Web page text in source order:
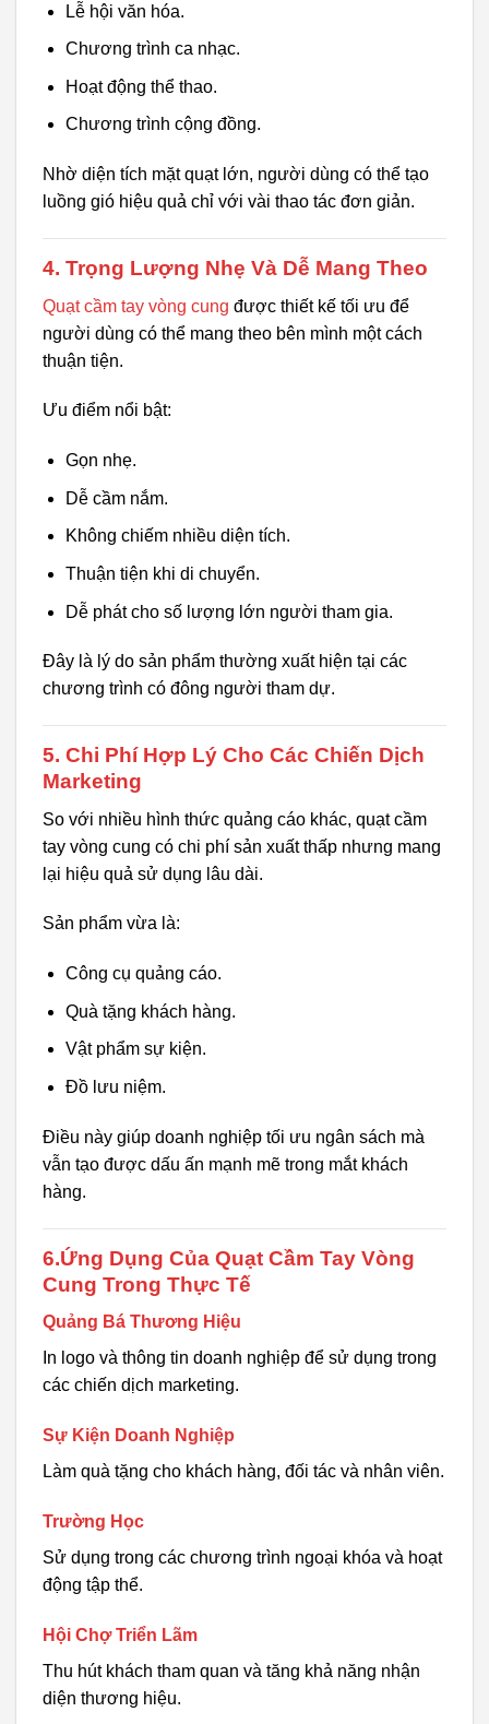
Lễ hội văn hóa.
Chương trình ca nhạc.
Hoạt động thể thao.
Chương trình cộng đồng.
Nhờ diện tích mặt quạt lớn, người dùng có thể tạo
luồng gió hiệu quả chỉ với vài thao tác đơn giản.
4. Trọng Lượng Nhẹ Và Dễ Mang Theo
Quạt cầm tay vòng cung được thiết kế tối ưu để
người dùng có thể mang theo bên mình một cách
thuận tiện.
Ưu điểm nổi bật:
Gọn nhẹ.
Dễ cầm nắm.
Không chiếm nhiều diện tích.
Thuận tiện khi di chuyển.
Dễ phát cho số lượng lớn người tham gia.
Đây là lý do sản phẩm thường xuất hiện tại các
chương trình có đông người tham dự.
5. Chi Phí Hợp Lý Cho Các Chiến Dịch
Marketing
So với nhiều hình thức quảng cáo khác, quạt cầm
tay vòng cung có chi phí sản xuất thấp nhưng mang
lại hiệu quả sử dụng lâu dài.
Sản phẩm vừa là:
Công cụ quảng cáo.
Quà tặng khách hàng.
Vật phẩm sự kiện.
Đồ lưu niệm.
Điều này giúp doanh nghiệp tối ưu ngân sách mà
vẫn tạo được dấu ấn mạnh mẽ trong mắt khách
hàng.
6.Ứng Dụng Của Quạt Cầm Tay Vòng
Cung Trong Thực Tế
Quảng Bá Thương Hiệu
In logo và thông tin doanh nghiệp để sử dụng trong
các chiến dịch marketing.
Sự Kiện Doanh Nghiệp
Làm quà tặng cho khách hàng, đối tác và nhân viên.
Trường Học
Sử dụng trong các chương trình ngoại khóa và hoạt
động tập thể.
Hội Chợ Triển Lãm
Thu hút khách tham quan và tăng khả năng nhận
diện thương hiệu.